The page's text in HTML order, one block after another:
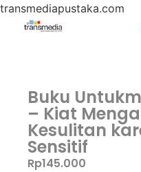
transmediapustaka.com
Buku
– Kiat
Kesulitan
Sensitif
Rp145.000